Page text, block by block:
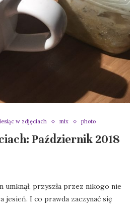
w zdjęciach mix photo
Październik 2018
umknął, przyszła przez nikogo nie
jesień. I co prawda zaczynać się